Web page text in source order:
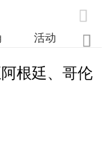

活动 业

根廷、哥伦